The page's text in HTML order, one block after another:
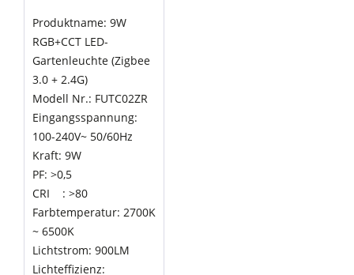
Produktname: 9W
RGB+CCT LED-
Gartenleuchte (Zigbee
3.0 + 2.4G)
Modell Nr.: FUTC02ZR
Eingangsspannung:
100-240V~ 50/60Hz
Kraft: 9W
PF: >0,5
CRI : >80
Farbtemperatur: 2700K
~ 6500K
Lichtstrom: 900LM
Lichteffizienz: